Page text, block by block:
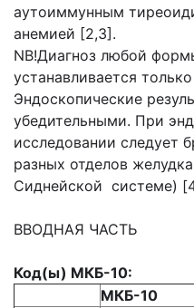
аутоиммунным
анемией [2,3].
NB!Диагноз любой
устанавливается
Эндоскопические
убедительными. При
исследовании следует
разных отделов
Сиднейской системе)
ВВОДНАЯ ЧАСТЬ
Код(ы) МКБ-10:
МКБ-10